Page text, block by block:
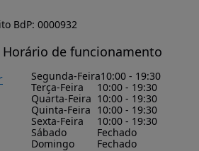
BdP: 0000932
Horário de funcionamento
Segunda-Feira10:00 - 19:30
Terça-Feira
10:00 - 19:30
Quarta-Feira 10:00 - 19:30
Quinta-Feira 10:00 - 19:30
Sexta-Feira
10:00 - 19:30
Sábado
Fechado
Domingo
Fechado